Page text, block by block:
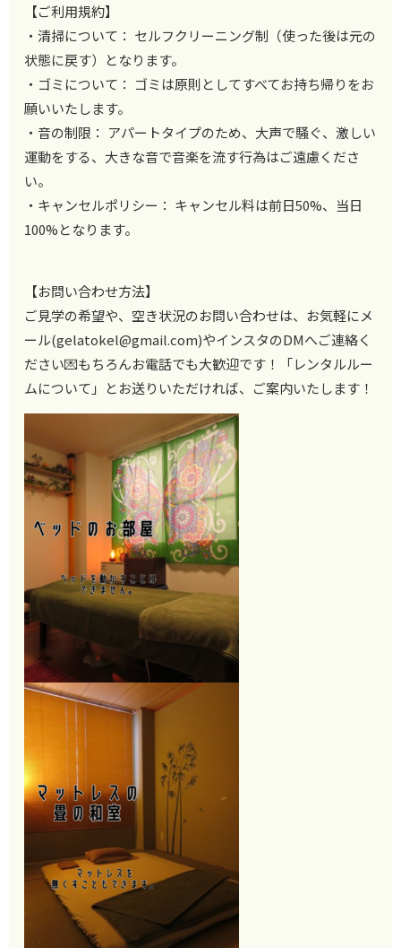
【ご利用規約】
・清掃について： セルフクリーニング制（使った後は元の
状態に戻す）となります。
・ゴミについて： ゴミは原則としてすべてお持ち帰りをお
願いいたします。
・音の制限： アパートタイプのため、大声で騒ぐ、激しい
運動をする、大きな音で音楽を流す行為はご遠慮くださ
い。
・キャンセルポリシー： キャンセル料は前日50%、当日
100%となります。
【お問い合わせ方法】
ご見学の希望や、空き状況のお問い合わせは、お気軽にメ
ール(gelatokel@gmail.com)やインスタのDMへご連絡く
ださい💌もちろんお電話でも大歓迎です！
「レンタルルー
ムについて」とお送りいただければ、ご案内いたします！